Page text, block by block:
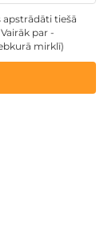
apstrādāti tiešā
par -
mirklī)